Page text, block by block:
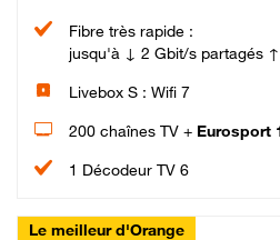
Fibre très rapide :
jusqu'à ↓ 2 Gbit/s partagés
Livebox S : Wifi 7
200 chaînes TV + Eurosport
1 Décodeur TV 6
Le meilleur d'Orange